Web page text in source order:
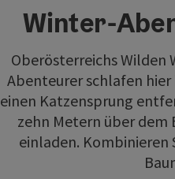
Winter-
Oberösterreichs Wilden
Abenteurer schlafen
einen Katzensprung
zehn Metern über
einladen. Kombinieren